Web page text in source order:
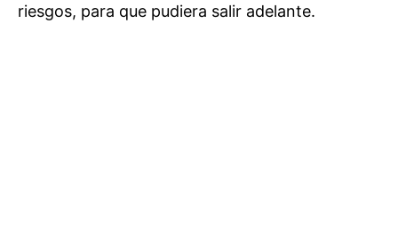
riesgos, para que pudiera salir adelante.